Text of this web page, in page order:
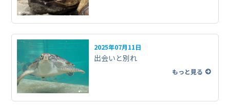
2025年07月11日
出会いと別れ
もっと見る